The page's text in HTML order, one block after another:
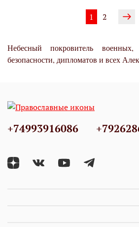
1 2
Небесный покровитель военных,
безопасности, дипломатов и всех
+74993916086